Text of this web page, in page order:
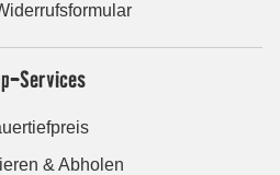
Services
& Abholen